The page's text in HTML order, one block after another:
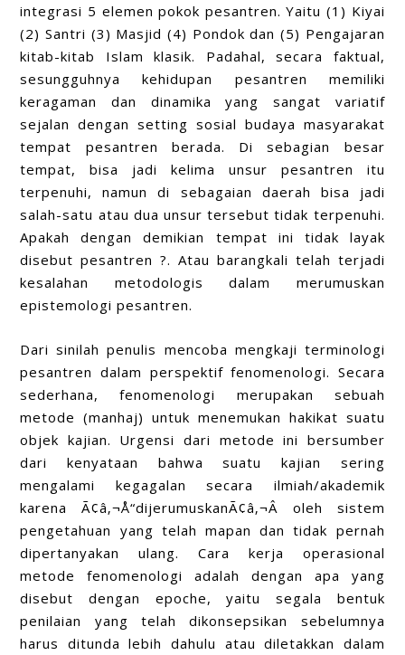
integrasi 5 elemen pokok pesantren. Yaitu (1) Kiyai
(2) Santri (3) Masjid (4) Pondok dan (5) Pengajaran
kitab-kitab Islam klasik. Padahal, secara faktual,
sesungguhnya kehidupan pesantren memiliki
keragaman dan dinamika yang sangat variatif
sejalan dengan setting sosial budaya masyarakat
tempat pesantren berada. Di sebagian besar
tempat, bisa jadi kelima unsur pesantren itu
terpenuhi, namun di sebagaian daerah bisa jadi
salah-satu atau dua unsur tersebut tidak terpenuhi.
Apakah dengan demikian tempat ini tidak layak
disebut pesantren ?. Atau barangkali telah terjadi
kesalahan metodologis dalam merumuskan
epistemologi pesantren.
Dari sinilah penulis mencoba mengkaji terminologi
pesantren dalam perspektif fenomenologi. Secara
sederhana, fenomenologi merupakan sebuah
metode (manhaj) untuk menemukan hakikat suatu
objek kajian. Urgensi dari metode ini bersumber
dari kenyataan bahwa suatu kajian sering
mengalami kegagalan secara ilmiah/akademik
karena Ã¢â‚¬Å“dijerumuskanÃ¢â‚¬Â oleh sistem
pengetahuan yang telah mapan dan tidak pernah
dipertanyakan ulang. Cara kerja operasional
metode fenomenologi adalah dengan apa yang
disebut dengan epoche, yaitu segala bentuk
penilaian yang telah dikonsepsikan sebelumnya
harus ditunda lebih dahulu atau diletakkan dalam